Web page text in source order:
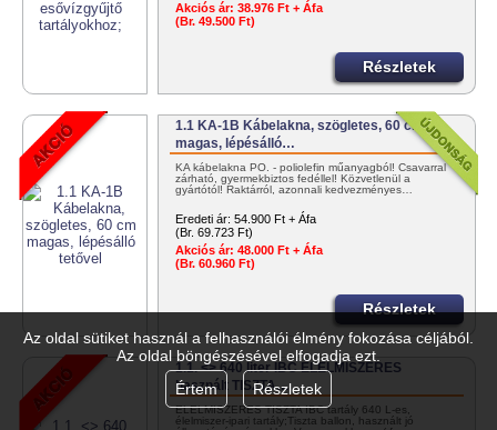
Az oldal sütiket használ a felhasználói élmény fokozása céljából.
Az oldal böngészésével elfogadja ezt.
Értem
Részletek
Akciós ár: 38.976 Ft + Áfa
(Br. 49.500 Ft)
Részletek
1.1 KA-1B Kábelakna, szögletes, 60 cm
magas, lépésálló…
KA kábelakna PO. - poliolefin műanyagból! Csavarral
zárható, gyermekbiztos fedéllel! Közvetlenül a
gyártótól! Raktárról, azonnali kedvezményes…
Eredeti ár: 54.900 Ft + Áfa
(Br. 69.723 Ft)
Akciós ár: 48.000 Ft + Áfa
(Br. 60.960 Ft)
Részletek
1.1. <> 640 liter IBC ÉLELMISZERES
használt TISZTA…
ÉLELMISZERES TISZTA IBC tartály 640 L-es,
élelmiszer-ipari tartály;Tiszta ballon, használt jó